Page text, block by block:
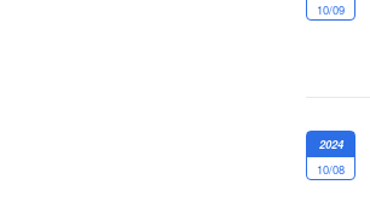
10/09
2024
10/08